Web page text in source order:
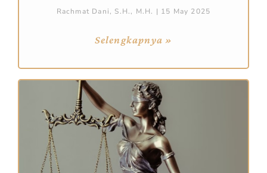
Rachmat Dani, S.H., M.H. 15 May 2025
Selengkapnya »